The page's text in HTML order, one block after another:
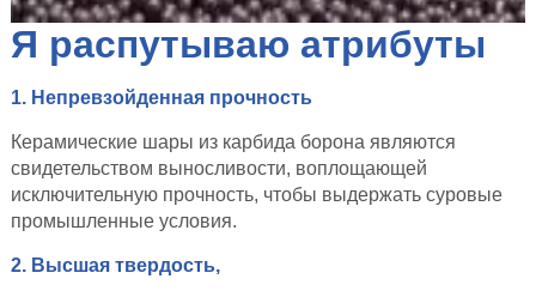
Я распутываю атрибуты
1. Непревзойденная прочность
Керамические шары из карбида борона являются
свидетельством выносливости, воплощающей
исключительную прочность, чтобы выдержать суровые
промышленные условия.
2. Высшая твердость,